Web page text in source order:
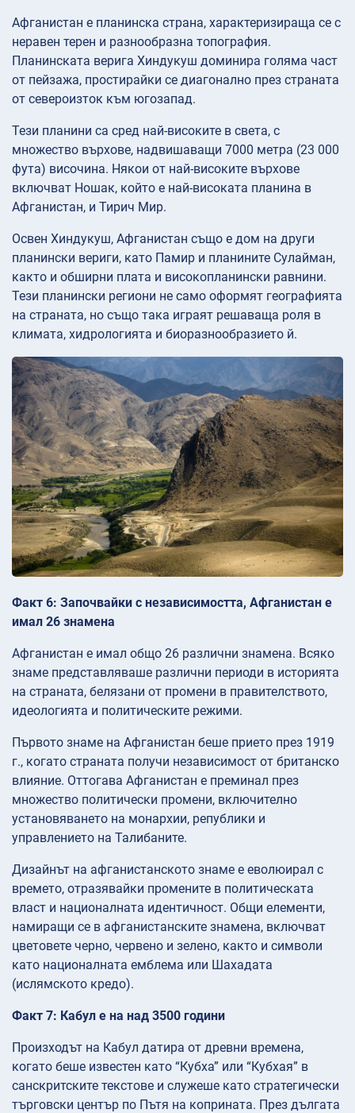
Афганистан е планинска страна, характеризираща се с
неравен терен и разнообразна топография.
Планинската верига Хиндукуш доминира голяма част
от пейзажа, простирайки се диагонално през страната
от североизток към югозапад.
Тези планини са сред най-високите в света, с
множество върхове, надвишаващи 7000 метра (23 000
фута) височина. Някои от най-високите върхове
включват Ношак, който е най-високата планина в
Афганистан, и Тирич Мир.
Освен Хиндукуш, Афганистан също е дом на други
планински вериги, като Памир и планините Сулайман,
както и обширни плата и високопланински равнини.
Тези планински региони не само оформят географията
на страната, но също така играят решаваща роля в
климата, хидрологията и биоразнообразието й.
Факт 6: Започвайки с независимостта, Афганистан е
имал 26 знамена
Афганистан е имал общо 26 различни знамена. Всяко
знаме представляваше различни периоди в историята
на страната, белязани от промени в правителството,
идеологията и политическите режими.
Първото знаме на Афганистан беше прието през 1919
г., когато страната получи независимост от британско
влияние. Оттогава Афганистан е преминал през
множество политически промени, включително
установяването на монархии, републики и
управлението на Талибаните.
Дизайнът на афганистанското знаме е еволюирал с
времето, отразявайки промените в политическата
власт и националната идентичност. Общи елементи,
намиращи се в афганистанските знамена, включват
цветовете черно, червено и зелено, както и символи
като националната емблема или Шахадата
(ислямското кредо).
Факт 7: Кабул е на над 3500 години
Произходът на Кабул датира от древни времена,
когато беше известен като “Кубха” или “Кубхая” в
санскритските текстове и служеше като стратегически
търговски център по Пътя на коприната. През дългата